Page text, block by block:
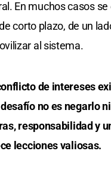
En muchos casos se
corto plazo, de un
al sistema.
de intereses
no es negarlo
responsabilidad y
lecciones valiosas.